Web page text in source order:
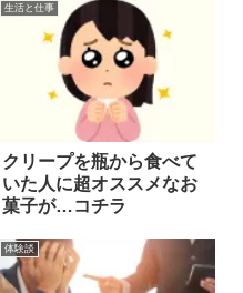
生活と仕事
クリープを瓶から食べて
いた人に超オススメなお
菓子が…コチラ
体験談